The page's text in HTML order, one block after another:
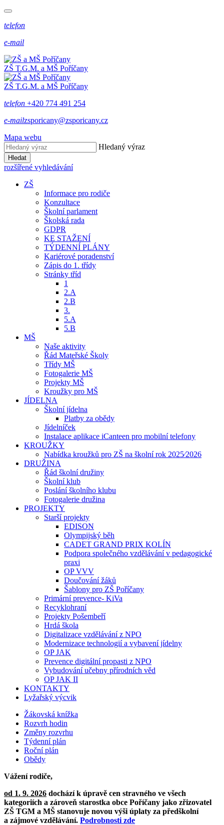
telefon
e-mail
ZŠ T.G.M. a MŠ Poříčany
ZŠ T.G.M. a MŠ Poříčany
telefon +420 774 491 254
e-mailzsporicany@zsporicany.cz
Mapa webu
Hledaný výraz
Hledat
rozšířené vyhledávání
ZŠ
Informace pro rodiče
Konzultace
Školní parlament
Školská rada
GDPR
KE STAŽENÍ
TÝDENNÍ PLÁNY
Kariérové poradenství
Zápis do 1. třídy
Stránky tříd
1
2.A
2.B
3.
5.A
5.B
MŠ
Naše aktivity
Řád Mateřské Školy
Třídy MŠ
Fotogalerie MŠ
Projekty MŠ
Kroužky pro MŠ
JÍDELNA
Školní jídelna
Platby za obědy
Jídelníček
Instalace aplikace iCanteen pro mobilní telefony
KROUŽKY
Nabídka kroužků pro ZŠ na školní rok 2025⁄2026
DRUŽINA
Řád školní družiny
Školní klub
Poslání školního klubu
Fotogalerie družina
PROJEKTY
Starší projekty
EDISON
Olympijský běh
CADET GRAND PRIX KOLÍN
Podpora společného vzdělávání v pedagogické
praxi
OP VVV
Doučování žáků
Šablony pro ZŠ Poříčany
Primární prevence- KiVa
Recyklohraní
Projekty Pošembeří
Hrdá škola
Digitalizace vzdělávání z NPO
Modernizace technologií a vybavení jídelny
OP JAK
Prevence digitální propasti z NPO
Vybudování učebny přírodních věd
OP JAK II
KONTAKTY
Lyžařský výcvik
Žákovská knížka
Rozvrh hodin
Změny rozvrhu
Týdenní plán
Roční plán
Obědy
Vážení rodiče,
od 1. 9. 2026 dochází k úpravě cen stravného ve všech
kategoriích a zároveň starostka obce Poříčany jako zřizovatel
ZŠ TGM a MŠ stanovuje novou výši úplaty za předškolní
a zájmové vzdělávání. Podrobnosti zde